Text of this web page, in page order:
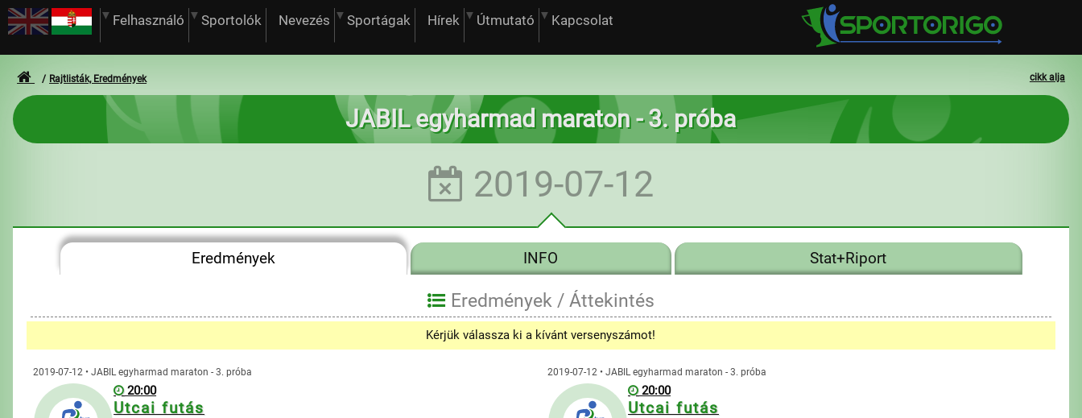
Felhasználó Sportolók Nevezés Sportágak Hírek Útmutató Kapcsolat
cikk alja
Rajtlisták, Eredmények
JABIL egyharmad maraton - 3. próba
2019-07-12
Eredmények INFO Stat+Riport
Eredmények / Áttekintés
Kérjük válassza ki a kívánt versenyszámot!
2019-07-12 • JABIL egyharmad maraton - 3. próba
20:00
Utcai futás
2019-07-12 • JABIL egyharmad maraton - 3. próba
20:00
Utcai futás